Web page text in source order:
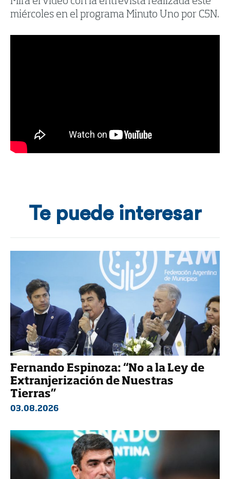
miércoles en el programa Minuto Uno por C5N.
Te puede interesar
Fernando Espinoza: “No a la Ley de
Extranjerización de Nuestras
Tierras”
03.08.2026